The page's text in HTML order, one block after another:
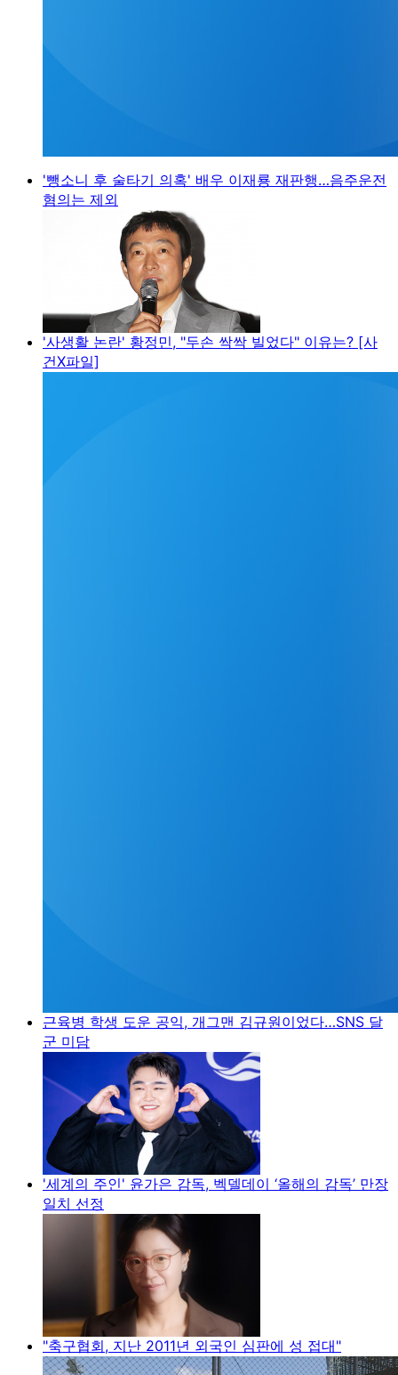
'뺑소니 후 술타기 의혹' 배우 이재룡 재판행…음주운전
혐의는 제외
'사생활 논란' 황정민, "두손 싹싹 빌었다" 이유는? [사
건X파일]
근육병 학생 도운 공익, 개그맨 김규원이었다…SNS 달
군 미담
'세계의 주인' 윤가은 감독, 벡델데이 ‘올해의 감독’ 만장
일치 선정
"축구협회, 지난 2011년 외국인 심판에 성 접대"